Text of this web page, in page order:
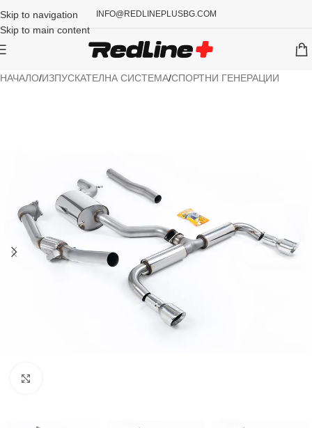
Skip to navigation
Skip to main content
INFO@REDLINEPLUSBG.COM
НАЧАЛО/ИЗПУСКАТЕЛНА СИСТЕМА/СПОРТНИ ГЕНЕРАЦИИ